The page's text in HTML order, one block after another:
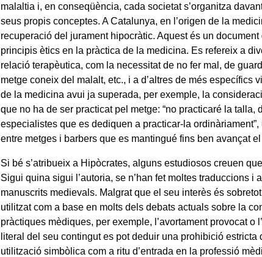
malaltia i, en conseqüència, cada societat s’organitza
seus propis conceptes. A Catalunya, en l’origen de la
recuperació del jurament hipocràtic. Aquest és un
principis ètics en la pràctica de la medicina. Es refereix a
relació terapèutica, com la necessitat de no fer mal, de
metge coneix del malalt, etc., i a d’altres de més específics
de la medicina avui ja superada, per exemple, la
que no ha de ser practicat pel metge: “no practicaré la talla,
especialistes que es dediquen a practicar-la
entre metges i barbers que es mantingué fins ben avançat
Si bé s’atribueix a Hipòcrates, alguns estudiosos creuen
Sigui quina sigui l’autoria, se n’han fet moltes traduccions i
manuscrits medievals. Malgrat que el seu interès és
utilitzat com a base en molts dels debats actuals sobre la
pràctiques mèdiques, per exemple, l’avortament provocat o
literal del seu contingut es pot deduir una prohibició estricta
utilització simbòlica com a ritu d’entrada en la professió